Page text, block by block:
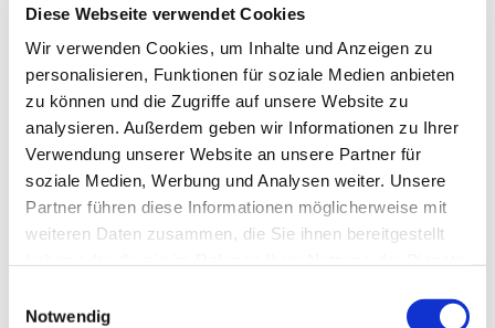
Diese Webseite verwendet Cookies
Wir verwenden Cookies, um Inhalte und Anzeigen zu
personalisieren, Funktionen für soziale Medien anbieten
zu können und die Zugriffe auf unsere Website zu
analysieren. Außerdem geben wir Informationen zu Ihrer
Verwendung unserer Website an unsere Partner für
soziale Medien, Werbung und Analysen weiter. Unsere
Partner führen diese Informationen möglicherweise mit
weiteren Daten zusammen, die Sie ihnen bereitgestellt
Notwendig
Bochum